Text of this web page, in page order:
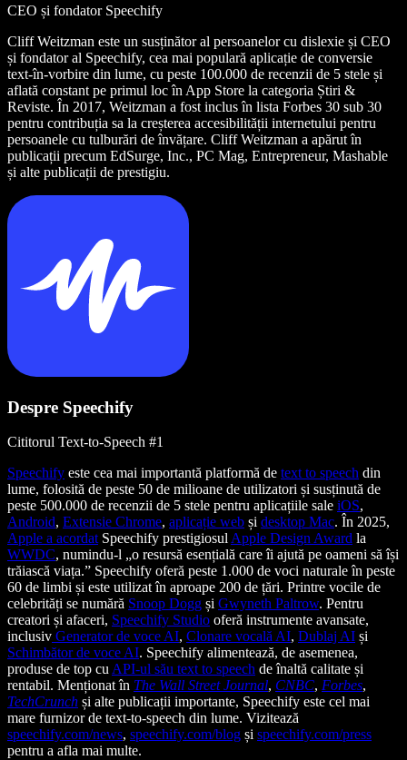
CEO și fondator Speechify
Cliff Weitzman este un susținător al persoanelor cu dislexie și CEO
și fondator al Speechify, cea mai populară aplicație de conversie
text-în-vorbire din lume, cu peste 100.000 de recenzii de 5 stele și
aflată constant pe primul loc în App Store la categoria Știri &
Reviste. În 2017, Weitzman a fost inclus în lista Forbes 30 sub 30
pentru contribuția sa la creșterea accesibilității internetului pentru
persoanele cu tulburări de învățare. Cliff Weitzman a apărut în
publicații precum EdSurge, Inc., PC Mag, Entrepreneur, Mashable
și alte publicații de prestigiu.
Despre Speechify
Cititorul Text-to-Speech #1
Speechify este cea mai importantă platformă de text to speech din
lume, folosită de peste 50 de milioane de utilizatori și susținută de
peste 500.000 de recenzii de 5 stele pentru aplicațiile sale iOS,
Android, Extensie Chrome, aplicație web și desktop Mac. În 2025,
Apple a acordat Speechify prestigiosul Apple Design Award la
WWDC, numindu-l „o resursă esențială care îi ajută pe oameni să își
trăiască viața.” Speechify oferă peste 1.000 de voci naturale în peste
60 de limbi și este utilizat în aproape 200 de țări. Printre vocile de
celebrități se numără Snoop Dogg și Gwyneth Paltrow. Pentru
creatori și afaceri, Speechify Studio oferă instrumente avansate,
inclusiv Generator de voce AI, Clonare vocală AI, Dublaj AI și
Schimbător de voce AI. Speechify alimentează, de asemenea,
produse de top cu API-ul său text to speech de înaltă calitate și
rentabil. Menționat în The Wall Street Journal, CNBC, Forbes,
TechCrunch și alte publicații importante, Speechify este cel mai
mare furnizor de text-to-speech din lume. Vizitează
speechify.com/news, speechify.com/blog și speechify.com/press
pentru a afla mai multe.